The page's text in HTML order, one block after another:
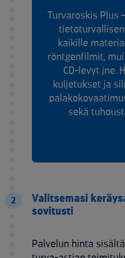
Turvaroskis Plus
kaikille
röntgenfilmit,
CD-levyt jne.
kuljetukset ja
sekä
2
Valitsemasi
sovitusti​​
Palvelun hinta